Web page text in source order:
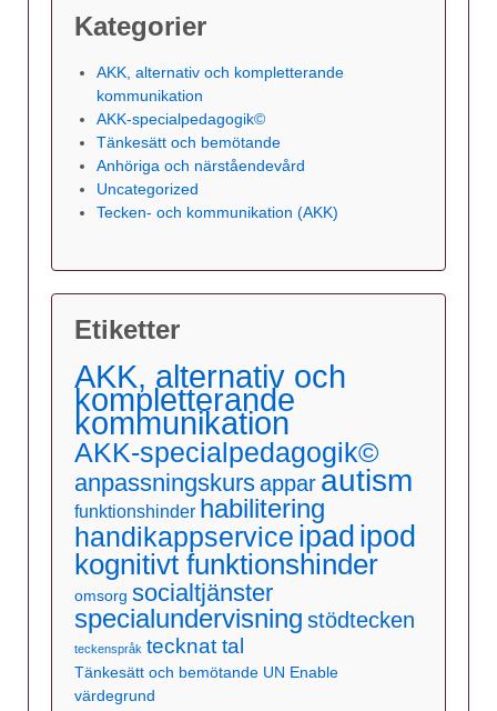
Kategorier
AKK, alternativ och kompletterande
kommunikation
AKK-specialpedagogik©
Tänkesätt och bemötande
Anhöriga och närståendevård
Uncategorized
Tecken- och kommunikation (AKK)
Etiketter
AKK, alternativ och
kompletterande
kommunikation
AKK-specialpedagogik©
anpassningskursappar autism
funktionshinder habilitering
handikappservice ipadipod
kognitivt funktionshinder
omsorg socialtjänster
specialundervisning stödtecken
teckenspråk tecknat tal
Tänkesätt och bemötande UN Enable
värdegrund